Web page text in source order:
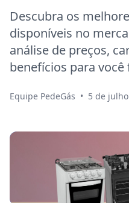
Descubra os
disponíveis no
análise de preços,
benefícios para
Equipe PedeGás • 5 de